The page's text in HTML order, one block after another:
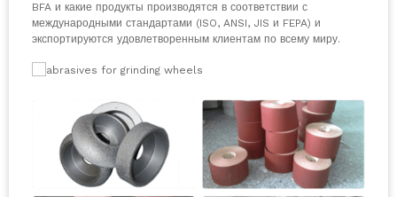
BFA и какие продукты производятся в соответствии с
международными стандартами (ISO, ANSI, JIS и FEPA) и
экспортируются удовлетворенным клиентам по всему миру.